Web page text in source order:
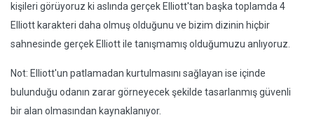
kişileri görüyoruz ki aslında gerçek Elliott'tan başka toplamda 4
Elliott karakteri daha olmuş olduğunu ve bizim dizinin hiçbir
sahnesinde gerçek Elliott ile tanışmamış olduğumuzu anlıyoruz.
Not: Elliott'un patlamadan kurtulmasını sağlayan ise içinde
bulunduğu odanın zarar görneyecek şekilde tasarlanmış güvenli
bir alan olmasından kaynaklanıyor.